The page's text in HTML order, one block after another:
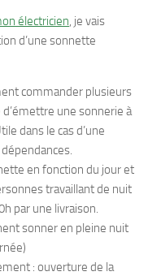
électricien, je vais
d’une sonnette
commander plusieurs
une sonnerie à
dans le cas d’une
en fonction du jour et
travaillant de nuit
par une livraison.
sonner en pleine nuit
: ouverture de la